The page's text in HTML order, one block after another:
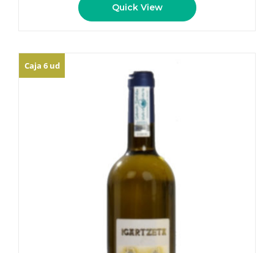
Quick View
Caja 6 ud